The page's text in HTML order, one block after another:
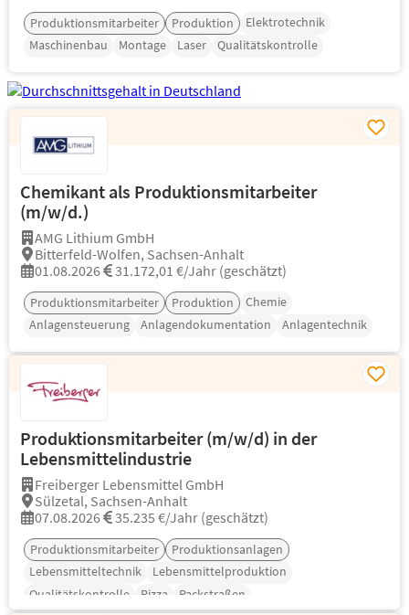
Produktionsmitarbeiter Produktion
Elektrotechnik
Maschinenbau
Montage Laser Qualitätskontrolle
Chemikant als Produktionsmitarbeiter
(m/w/d.)
AMG Lithium GmbH
Bitterfeld-Wolfen, Sachsen-Anhalt
01.08.2026
31.172,01 €/Jahr (geschätzt)
Produktionsmitarbeiter Produktion
Chemie
Anlagensteuerung
Anlagendokumentation Anlagentechnik
Produktionsmitarbeiter (m/w/d) in der
Lebensmittelindustrie
Freiberger Lebensmittel GmbH
Sülzetal, Sachsen-Anhalt
07.08.2026
35.235 €/Jahr (geschätzt)
Produktionsmitarbeiter
Produktionsanlagen
Lebensmitteltechnik
Lebensmittelproduktion
Qualitätskontrolle
Pizza Packstraßen